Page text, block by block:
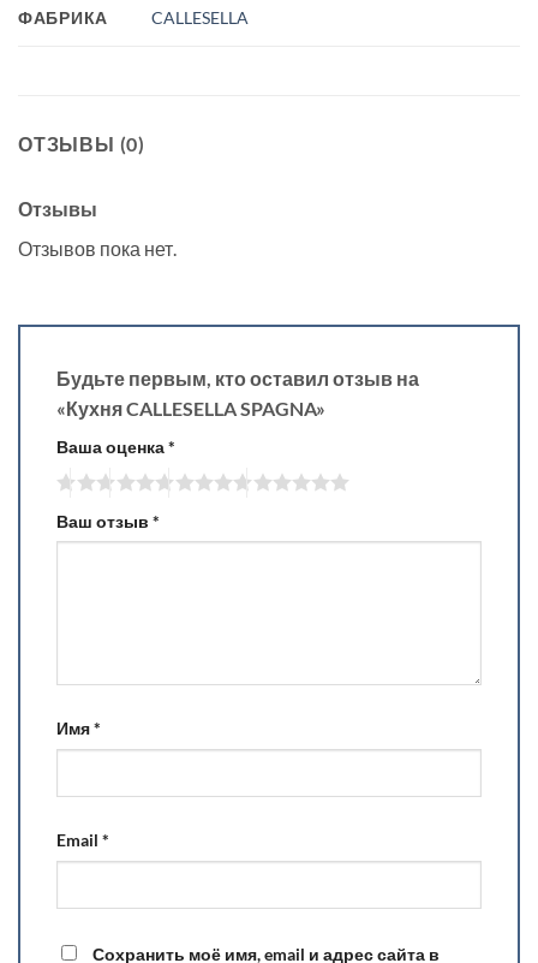
ФАБРИКА CALLESELLA
ОТЗЫВЫ (0)
Отзывы
Отзывов пока нет.
Будьте первым, кто оставил отзыв на
«Кухня CALLESELLA SPAGNA»
Ваша оценка*
Ваш отзыв *
Имя*
Email *
Сохранить моё имя, email и адрес сайта в